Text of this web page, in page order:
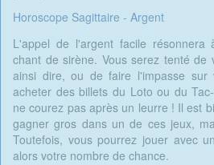
Horoscope Sagittaire - Argent
L'appel de l'argent facile résonnera
chant de sirène. Vous serez tenté de
ainsi dire, ou de faire l'impasse sur
acheter des billets du Loto ou du
ne courez pas après un leurre ! Il est
gagner gros dans un de ces jeux,
Toutefois, vous pourrez jouer avec
alors votre nombre de chance.